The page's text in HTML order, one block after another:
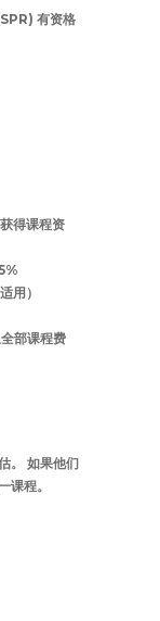
有资格
得课程资
用）
部课程费
。 如果他们
课程。